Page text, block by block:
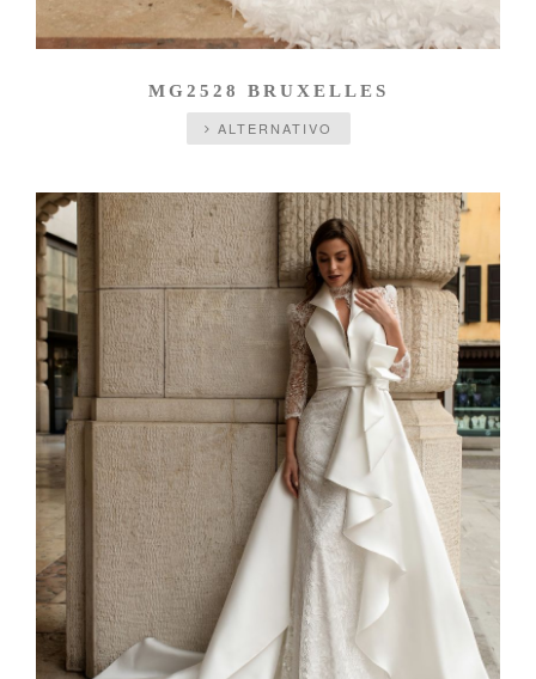
MG2528 BRUXELLES
ALTERNATIVO